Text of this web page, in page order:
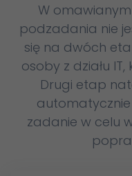
W
podzadania nie
się na dwóch
osoby z działu
Drugi etap
zadanie w celu